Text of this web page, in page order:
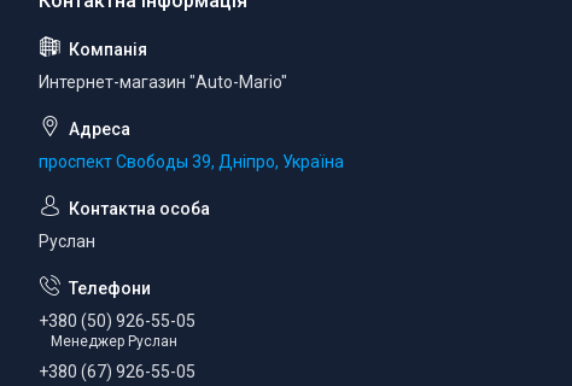
Интернет-магазин "Auto-Mario"
проспект Свободы 39, Дніпро, Україна
Руслан
+380 (50) 926-55-05
Менеджер Руслан
+380 (67) 926-55-05